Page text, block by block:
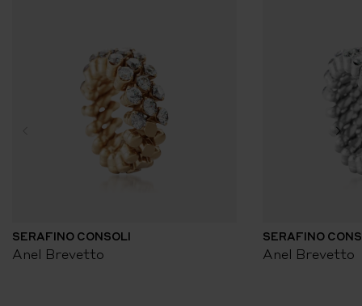
SERAFINO CONSOLI
Anel Brevetto
SERAFINO
Anel Brevetto